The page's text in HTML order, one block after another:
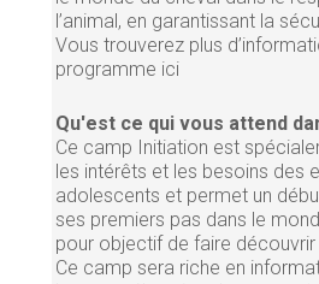
l’animal, en garantissant la
Vous trouverez plus
programme ici
Qu'est ce qui vous attend
Ce camp Initiation est
les intérêts et les besoins des
adolescents et permet un
ses premiers pas dans le
pour objectif de faire découvrir
Ce camp sera riche en